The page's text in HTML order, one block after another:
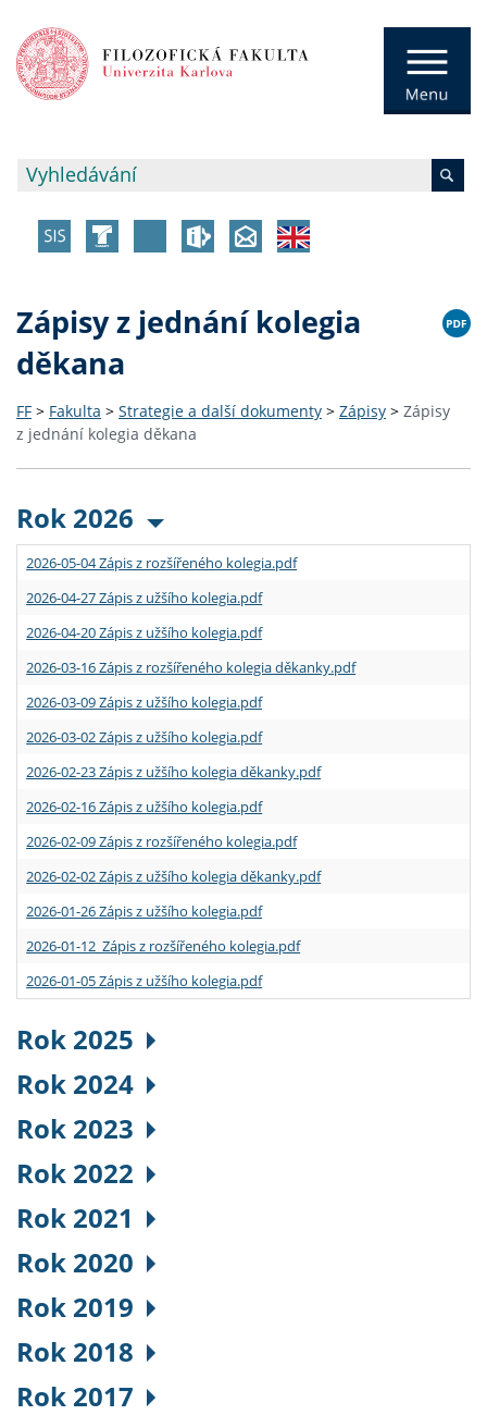
Zápisy z jednání kolegia
děkana
FF > Fakulta > Strategie a další dokumenty > Zápisy > Zápisy
z jednání kolegia děkana
Rok 2026
2026-05-04 Zápis z rozšířeného kolegia.pdf
2026-04-27 Zápis z užšího kolegia.pdf
2026-04-20 Zápis z užšího kolegia.pdf
2026-03-16 Zápis z rozšířeného kolegia děkanky.pdf
2026-03-09 Zápis z užšího kolegia.pdf
2026-03-02 Zápis z užšího kolegia.pdf
2026-02-23 Zápis z užšího kolegia děkanky.pdf
2026-02-16 Zápis z užšího kolegia.pdf
2026-02-09 Zápis z rozšířeného kolegia.pdf
2026-02-02 Zápis z užšího kolegia děkanky.pdf
2026-01-26 Zápis z užšího kolegia.pdf
2026-01-12 Zápis z rozšířeného kolegia.pdf
2026-01-05 Zápis z užšího kolegia.pdf
Rok 2025
Rok 2024
Rok 2023
Rok 2022
Rok 2021
Rok 2020
Rok 2019
Rok 2018
Rok 2017